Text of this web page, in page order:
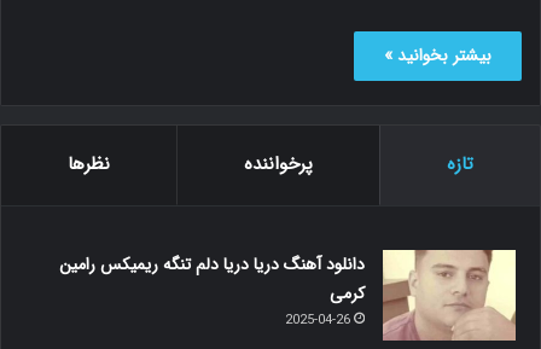
بیشتر بخوانید »
تازه پرخواننده نظرها
دانلود آهنگ دریا دریا دلم تنگه ریمیکس رامین
کرمی
2025-04-26